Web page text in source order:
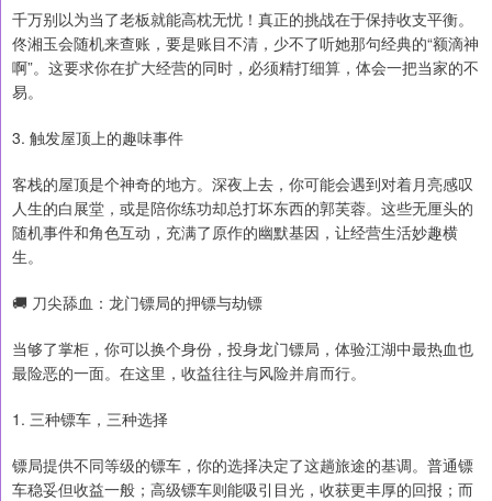
千万别以为当了老板就能高枕无忧！真正的挑战在于保持收支平衡。
佟湘玉会随机来查账，要是账目不清，少不了听她那句经典的“额滴神
啊”。这要求你在扩大经营的同时，必须精打细算，体会一把当家的不
易。
3. 触发屋顶上的趣味事件
客栈的屋顶是个神奇的地方。深夜上去，你可能会遇到对着月亮感叹
人生的白展堂，或是陪你练功却总打坏东西的郭芙蓉。这些无厘头的
随机事件和角色互动，充满了原作的幽默基因，让经营生活妙趣横
生。
🚚 刀尖舔血：龙门镖局的押镖与劫镖
当够了掌柜，你可以换个身份，投身龙门镖局，体验江湖中最热血也
最险恶的一面。在这里，收益往往与风险并肩而行。
1. 三种镖车，三种选择
镖局提供不同等级的镖车，你的选择决定了这趟旅途的基调。普通镖
车稳妥但收益一般；高级镖车则能吸引目光，收获更丰厚的回报；而